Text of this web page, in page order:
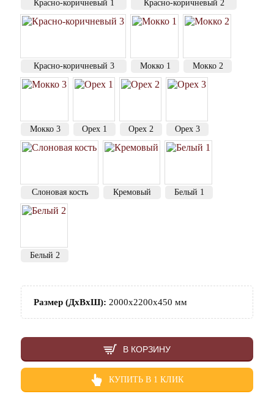
Красно-коричневый 1 Красно-коричневый 2
Красно-коричневый 3 Мокко 1 Мокко 2
Мокко 3 Орех 1 Орех 2 Орех 3
Слоновая кость Кремовый Белый 1
Белый 2
Размер (ДхВхШ): 2000х2200х450 мм
В КОРЗИНУ
КУПИТЬ В 1 КЛИК